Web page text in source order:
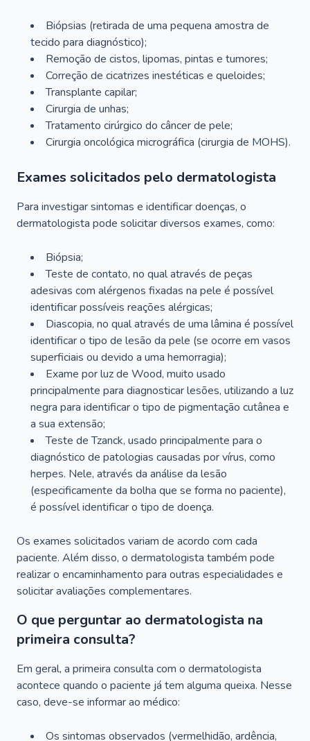
Biópsias (retirada de uma pequena amostra de
tecido para diagnóstico);
Remoção de cistos, lipomas, pintas e tumores;
Correção de cicatrizes inestéticas e queloides;
Transplante capilar;
Cirurgia de unhas;
Tratamento cirúrgico do câncer de pele;
Cirurgia oncológica micrográfica (cirurgia de MOHS).
Exames solicitados pelo dermatologista
Para investigar sintomas e identificar doenças, o
dermatologista pode solicitar diversos exames, como:
Biópsia;
Teste de contato, no qual através de peças
adesivas com alérgenos fixadas na pele é possível
identificar possíveis reações alérgicas;
Diascopia, no qual através de uma lâmina é possível
identificar o tipo de lesão da pele (se ocorre em vasos
superficiais ou devido a uma hemorragia);
Exame por luz de Wood, muito usado
principalmente para diagnosticar lesões, utilizando a luz
negra para identificar o tipo de pigmentação cutânea e
a sua extensão;
Teste de Tzanck, usado principalmente para o
diagnóstico de patologias causadas por vírus, como
herpes. Nele, através da análise da lesão
(especificamente da bolha que se forma no paciente),
é possível identificar o tipo de doença.
Os exames solicitados variam de acordo com cada
paciente. Além disso, o dermatologista também pode
realizar o encaminhamento para outras especialidades e
solicitar avaliações complementares.
O que perguntar ao dermatologista na
primeira consulta?
Em geral, a primeira consulta com o dermatologista
acontece quando o paciente já tem alguma queixa. Nesse
caso, deve-se informar ao médico:
Os sintomas observados (vermelhidão, ardência,